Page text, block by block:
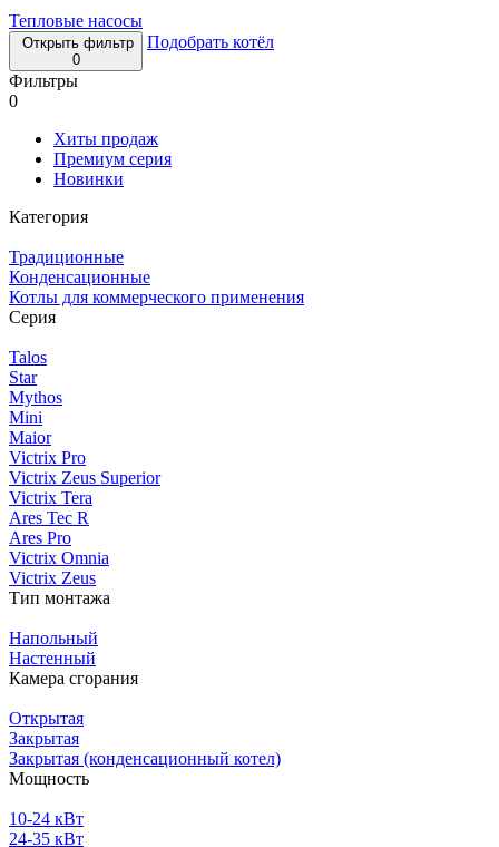
Тепловые насосы
Открыть фильтр
0
Подобрать котёл
Фильтры
0
Хиты продаж
Премиум серия
Новинки
Категория
Традиционные
Конденсационные
Котлы для коммерческого применения
Серия
Talos
Star
Mythos
Mini
Maior
Victrix Pro
Victrix Zeus Superior
Victrix Tera
Ares Tec R
Ares Pro
Victrix Omnia
Victrix Zeus
Тип монтажа
Напольный
Настенный
Камера сгорания
Открытая
Закрытая
Закрытая (конденсационный котел)
Мощность
10-24 кВт
24-35 кВт